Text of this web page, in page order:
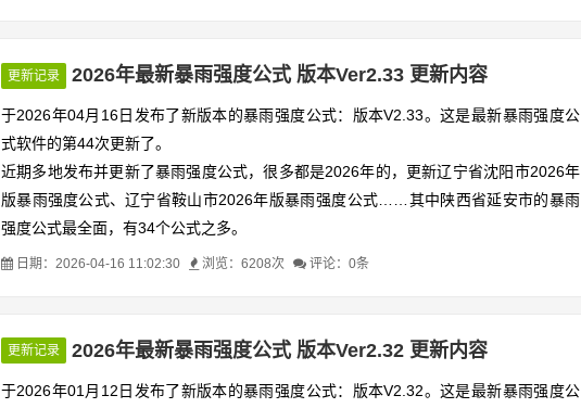
分区总公式体系。这些更新覆盖短历时与长历时公式，明确执行时间与适用范围，为各
地排水防涝设计提供最新依据。
更新记录 2026年最新暴雨强度公式 版本Ver2.33 更新内容
于2026年04月16日发布了新版本的暴雨强度公式：版本V2.33。这是最新暴雨强度公
式软件的第44次更新了。
近期多地发布并更新了暴雨强度公式，很多都是2026年的， 更新辽宁省沈阳市2026年
版暴雨强度公式、 辽宁省鞍山市2026年版暴雨强度公式……其中陕西省延安市的暴雨
强度公式最全面，有34个公式之多。
这些更新覆盖短历时与长历时公式，明确执行时间与适用范围，为各地排水防涝设计提
日期：2026-04-16 11:02:30 浏览：6208次 评论：0条
更新记录 2026年最新暴雨强度公式 版本Ver2.32 更新内容
于2026年01月12日发布了新版本的暴雨强度公式：版本V2.32。这是最新暴雨强度公